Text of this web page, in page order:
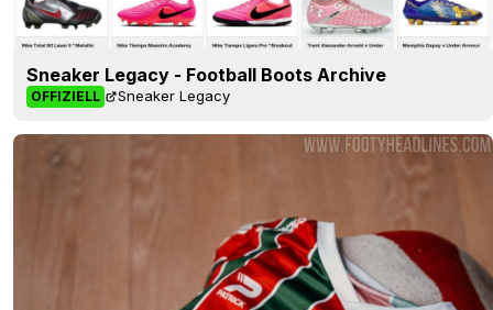
Sneaker Legacy - Football Boots Archive
OFFIZIELL Sneaker Legacy